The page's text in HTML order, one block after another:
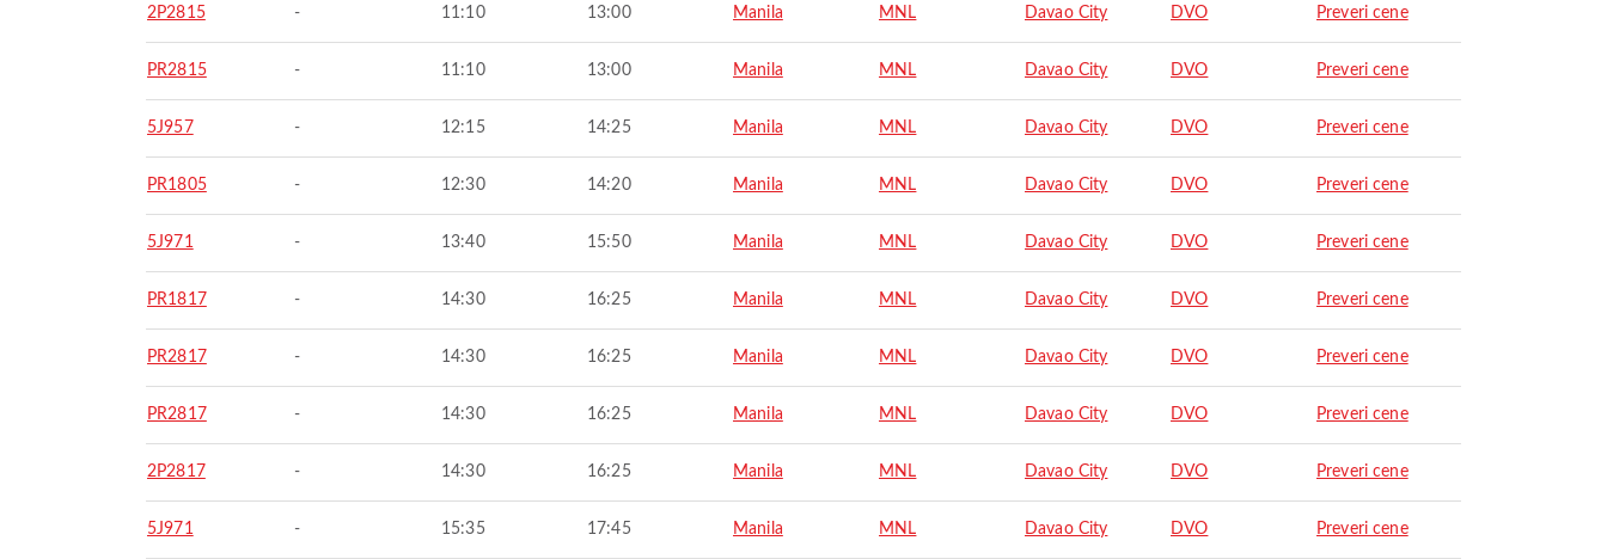
2P2815 - 11:10 13:00 Manila MNL Davao City DVO Preveri cene
PR2815 - 11:10 13:00 Manila MNL Davao City DVO Preveri cene
5J957 - 12:15 14:25 Manila MNL Davao City DVO Preveri cene
PR1805 - 12:30 14:20 Manila MNL Davao City DVO Preveri cene
5J971 - 13:40 15:50 Manila MNL Davao City DVO Preveri cene
PR1817 - 14:30 16:25 Manila MNL Davao City DVO Preveri cene
PR2817 - 14:30 16:25 Manila MNL Davao City DVO Preveri cene
PR2817 - 14:30 16:25 Manila MNL Davao City DVO Preveri cene
2P2817 - 14:30 16:25 Manila MNL Davao City DVO Preveri cene
5J971 - 15:35 17:45 Manila MNL Davao City DVO Preveri cene